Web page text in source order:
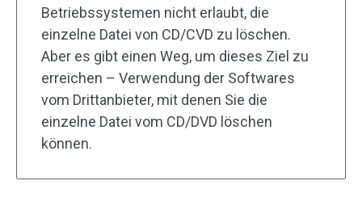
Betriebssystemen nicht erlaubt, die
einzelne Datei von CD/CVD zu löschen.
Aber es gibt einen Weg, um dieses Ziel zu
erreichen – Verwendung der Softwares
vom Drittanbieter, mit denen Sie die
einzelne Datei vom CD/DVD löschen
können.